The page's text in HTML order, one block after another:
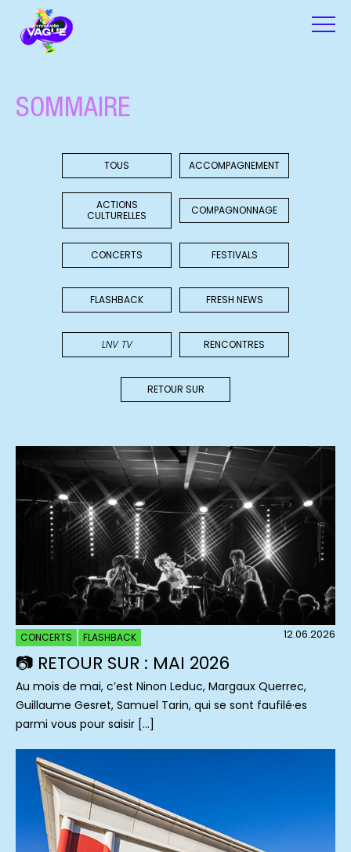
SOMMAIRE
TOUS ACCOMPAGNEMENT
ACTIONS
CULTURELLES
COMPAGNONNAGE
CONCERTS FESTIVALS
FLASHBACK FRESH NEWS
LNV TV RENCONTRES
RETOUR SUR
CONCERTS FLASHBACK 12.06.2026
📷 RETOUR SUR : MAI 2026
Au mois de mai, c’est Ninon Leduc, Margaux Querrec,
Guillaume Gesret, Samuel Tarin, qui se sont faufilé·es
parmi vous pour saisir […]